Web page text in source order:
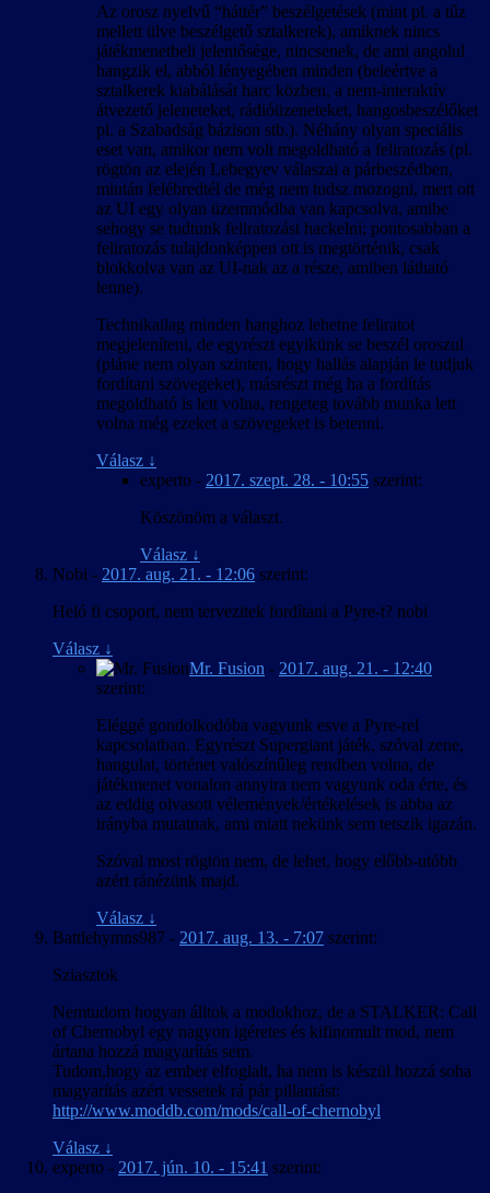
Az orosz nyelvű “háttér” beszélgetések (mint pl. a tűz
mellett ülve beszélgető sztalkerek), amiknek nincs
játékmenetbeli jelentősége, nincsenek, de ami angolul
hangzik el, abból lényegében minden (beleértve a
sztalkerek kiabálását harc közben, a nem-interaktív
átvezető jeleneteket, rádióüzeneteket, hangosbeszélőket
pl. a Szabadság bázison stb.). Néhány olyan speciális
eset van, amikor nem volt megoldható a feliratozás (pl.
rögtön az elején Lebegyev válaszai a párbeszédben,
miután felébredtél de még nem tudsz mozogni, mert ott
az UI egy olyan üzemmódba van kapcsolva, amibe
sehogy se tudtunk feliratozást hackelni; pontosabban a
feliratozás tulajdonképpen ott is megtörténik, csak
blokkolva van az UI-nak az a része, amiben látható
lenne).
Technikailag minden hanghoz lehetne feliratot
megjeleníteni, de egyrészt egyikünk se beszél oroszul
(pláne nem olyan szinten, hogy hallás alapján le tudjuk
fordítani szövegeket), másrészt még ha a fordítás
megoldható is lett volna, rengeteg tovább munka lett
volna még ezeket a szövegeket is betenni.
Válasz ↓
experto - 2017. szept. 28. - 10:55 szerint:
Köszönöm a választ.
Válasz ↓
Nobi - 2017. aug. 21. - 12:06 szerint:
Heló fi csoport, nem tervezitek fordítani a Pyre-t? nobi
Válasz ↓
Mr. Fusion - 2017. aug. 21. - 12:40
szerint:
Eléggé gondolkodóba vagyunk esve a Pyre-rel
kapcsolatban. Egyrészt Supergiant játék, szóval zene,
hangulat, történet valószínűleg rendben volna, de
játékmenet vonalon annyira nem vagyunk oda érte, és
az eddig olvasott vélemények/értékelések is abba az
irányba mutatnak, ami miatt nekünk sem tetszik igazán.
Szóval most rögtön nem, de lehet, hogy előbb-utóbb
azért ránézünk majd.
Válasz ↓
Battlehymns987 - 2017. aug. 13. - 7:07 szerint:
Sziasztok
Nemtudom hogyan álltok a modokhoz, de a STALKER: Call
of Chernobyl egy nagyon igéretes és kifinomult mod, nem
ártana hozzá magyarítás sem.
Tudom,hogy az ember elfoglalt, ha nem is készül hozzá soha
magyarítás azért vessetek rá pár pillantást:
http://www.moddb.com/mods/call-of-chernobyl
Válasz ↓
experto - 2017. jún. 10. - 15:41 szerint: